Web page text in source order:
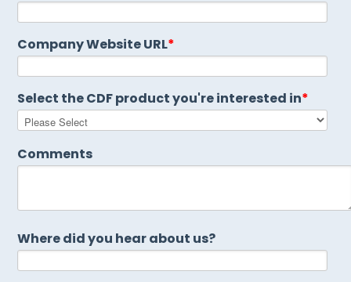
Company Website URL*
Select the CDF product you're interested in*
Comments
Where did you hear about us?